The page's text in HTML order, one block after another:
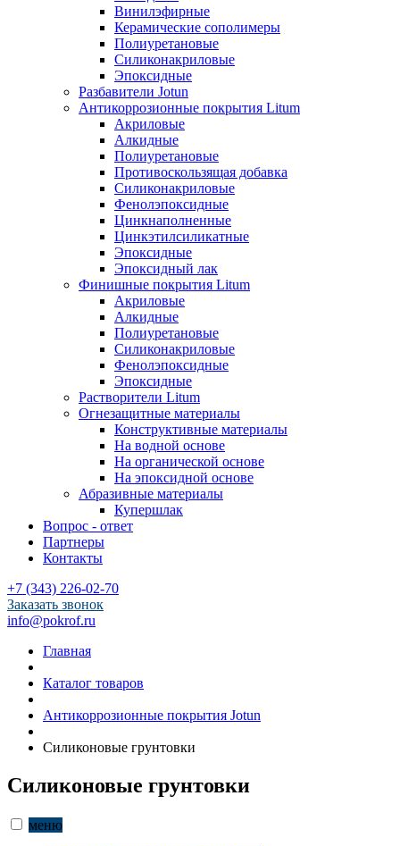
Винилэфирные
Керамические сополимеры
Полиуретановые
Силиконакриловые
Эпоксидные
Разбавители Jotun
Антикоррозионные покрытия Litum
Акриловые
Алкидные
Полиуретановые
Противоскользящая добавка
Силиконакриловые
Фенолэпоксидные
Цинкнаполненные
Цинкэтилсиликатные
Эпоксидные
Эпоксидный лак
Финишные покрытия Litum
Акриловые
Алкидные
Полиуретановые
Силиконакриловые
Фенолэпоксидные
Эпоксидные
Растворители Litum
Огнезащитные материалы
Конструктивные материалы
На водной основе
На органической основе
На эпоксидной основе
Абразивные материалы
Купершлак
Вопрос - ответ
Партнеры
Контакты
+7 (343) 226-02-70
Заказать звонок
info@pokrof.ru
Главная
Каталог товаров
Антикоррозионные покрытия Jotun
Силиконовые грунтовки
Силиконовые грунтовки
меню